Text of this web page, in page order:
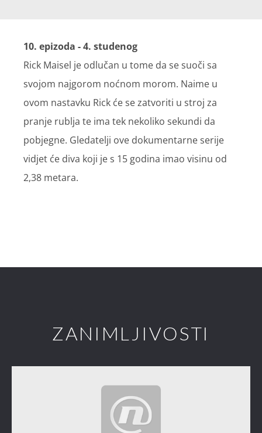
10. epizoda - 4. studenog
Rick Maisel je odlučan u tome da se suoči sa
svojom najgorom noćnom morom. Naime u
ovom nastavku Rick će se zatvoriti u stroj za
pranje rublja te ima tek nekoliko sekundi da
pobjegne. Gledatelji ove dokumentarne serije
vidjet će diva koji je s 15 godina imao visinu od
2,38 metara.
ZANIMLJIVOSTI